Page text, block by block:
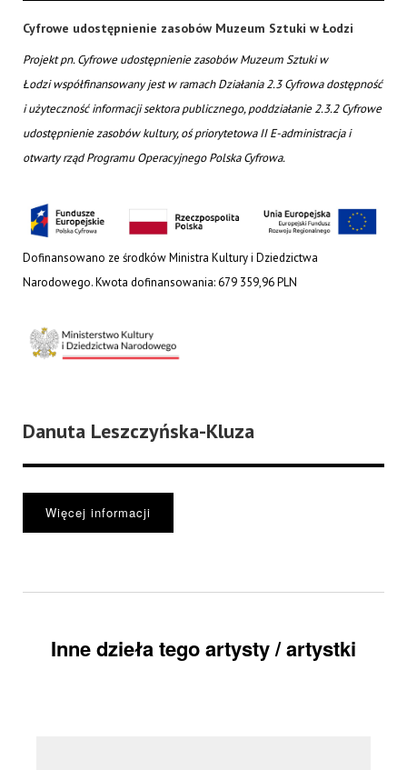
Cyfrowe udostępnienie zasobów Muzeum Sztuki w Łodzi
Projekt pn. Cyfrowe udostępnienie zasobów Muzeum Sztuki w
Łodzi współfinansowany jest w ramach Działania 2.3 Cyfrowa dostępność
i użyteczność informacji sektora publicznego, poddziałanie 2.3.2 Cyfrowe
udostępnienie zasobów kultury, oś priorytetowa II E-administracja i
otwarty rząd Programu Operacyjnego Polska Cyfrowa.
Dofinansowano ze środków Ministra Kultury i Dziedzictwa
Narodowego. Kwota dofinansowania: 679 359,96 PLN
Danuta Leszczyńska-Kluza
Więcej informacji
Inne dzieła tego artysty / artystki